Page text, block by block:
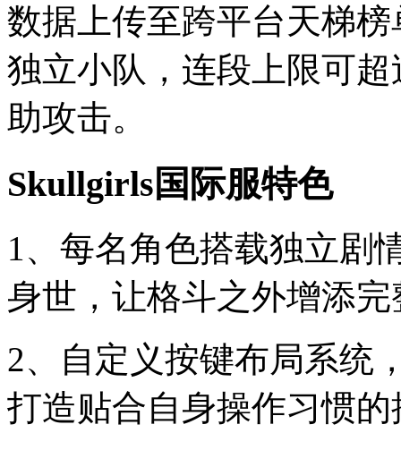
数据上传至跨平台天梯
独立小队，连段上限可
助攻击。
Skullgirls国际服特色
1、每名角色搭载独立剧
身世，让格斗之外增添
2、自定义按键布局系统
打造贴合自身操作习惯